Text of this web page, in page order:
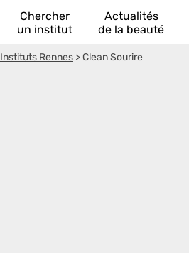
Chercher
un institut
Actualités
de la beauté
Instituts Rennes >Clean Sourire